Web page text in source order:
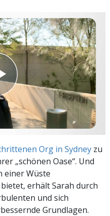
Org in Sydney zu
„schönen Oase“. Und
einer Wüste
erhält Sarah durch
und sich
Grundlagen.